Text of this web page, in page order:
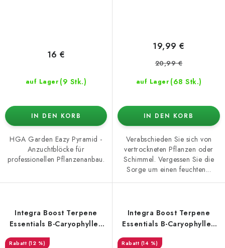
auf Lager (9 Stk.)
16 €
IN DEN KORB
HGA Garden Eazy Pyramid -
Anzuchtblöcke für
professionellen Pflanzenanbau.
auf Lager (68 Stk.)
19,99 €
20,99 €
IN DEN KORB
Verabschieden Sie sich von
vertrockneten Pflanzen oder
Schimmel. Vergessen Sie die
Sorge um einen feuchten...
Integra Boost Terpene
Essentials B-Caryophyllen
4g, 62% Luftfeuchtigkeit
(12 %)
Integra Boost Terpene
Essentials B-Caryophyllen
67g, 62% Luftfeuchtigkeit
(14 %)